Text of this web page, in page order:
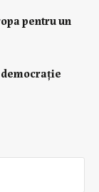
pentru un